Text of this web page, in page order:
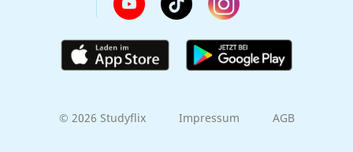
© 2026 Studyflix Impressum AGB